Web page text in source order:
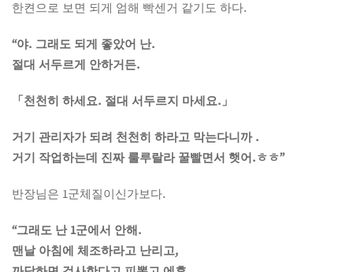
한켠으로 보면 되게 엄해 빡센거 같기도 하다.
“야. 그래도 되게 좋았어 난.
절대 서두르게 안하거든.
「천천히 하세요. 절대 서두르지 마세요.」
거기 관리자가 되려 천천히 하라고 막는다니까 .
거기 작업하는데 진짜 룰루랄라 꿀빨면서 햇어.ㅎㅎ”
반장님은 1군체질이신가보다.
“그래도 난 1군에서 안해.
맨날 아침에 체조하라고 난리고,